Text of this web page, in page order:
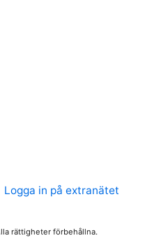
Logga in på extranätet
rättigheter förbehållna.